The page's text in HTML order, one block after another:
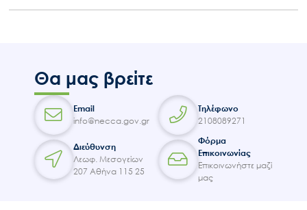
Θα μας βρείτε
Email
info@necca.gov.gr
Τηλέφωνο
2108089271
Διεύθυνση
Λεωφ. Μεσογείων
207 Αθήνα 115 25
Φόρμα
Επικοινωνίας
Επικοινωνήστε μαζί
μας